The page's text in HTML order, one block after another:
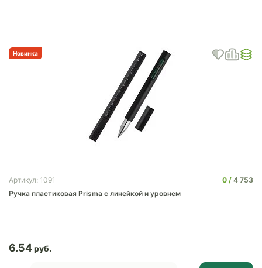
Новинка
Артикул: 1091 0
4 753
Ручка пластиковая Prisma с линейкой и уровнем
6.54